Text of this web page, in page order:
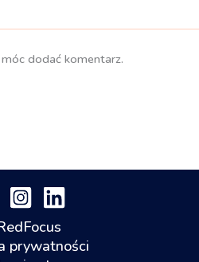
dodać komentarz.
prywatności